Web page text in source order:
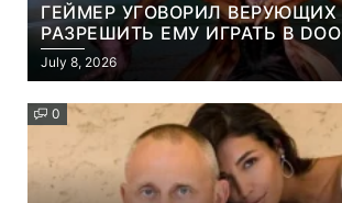
ГЕЙМЕР УГОВОРИЛ ВЕРУЮЩИХ
РАЗРЕШИТЬ ЕМУ ИГРАТЬ В
ЧТО ЭТО ХРИСТИАНСКАЯ ИГРА
УБИЙСТВО ДЕМОНОВ
July 8, 2026
0